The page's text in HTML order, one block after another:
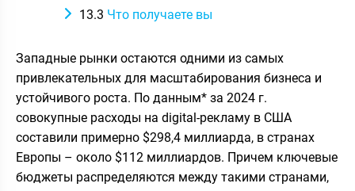
13.3 Что получаете вы
Западные рынки остаются одними из самых
привлекательных для масштабирования бизнеса и
устойчивого роста. По данным* за 2024 г.
совокупные расходы на digital-рекламу в США
составили примерно $298,4 миллиарда, в странах
Европы – около $112 миллиардов. Причем ключевые
бюджеты распределяются между такими странами,